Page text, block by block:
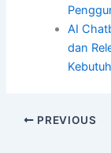
AI
dan
PREVIOUS